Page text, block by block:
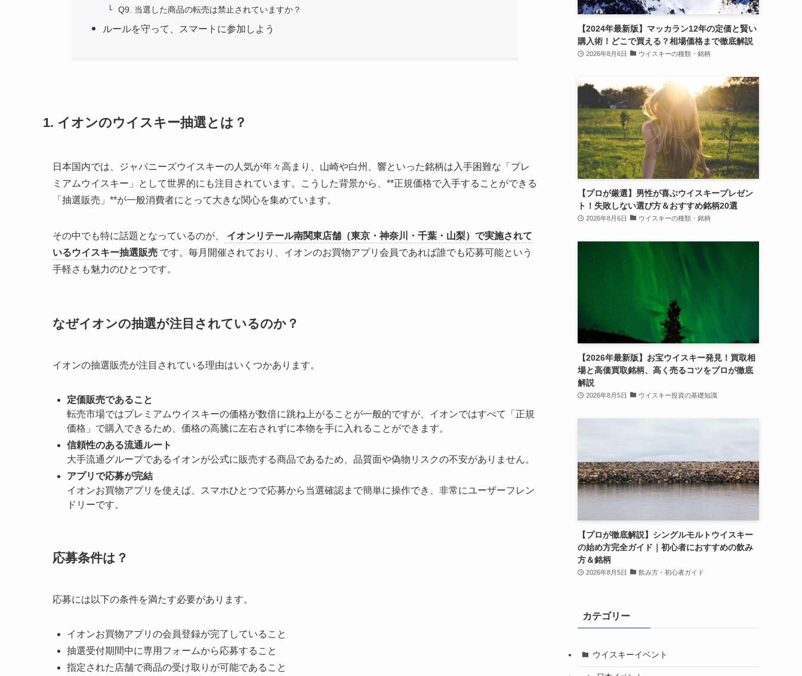
Q9. 当選した商品の転売は禁止されていますか？
ルールを守って、スマートに参加しよう
1. イオンのウイスキー抽選とは？
日本国内では、ジャパニーズウイスキーの人気が年々高まり、山崎や白州、響といった銘柄は入手困難な「プレ
ミアムウイスキー」として世界的にも注目されています。こうした背景から、**正規価格で入手することができる
「抽選販売」**が一般消費者にとって大きな関心を集めています。
その中でも特に話題となっているのが、
イオンリテール南関東店舗（東京・神奈川・千葉・山梨）で実施されて
いるウイスキー抽選販売 です。毎月開催されており、イオンのお買物アプリ会員であれば誰でも応募可能という
手軽さも魅力のひとつです。
なぜイオンの抽選が注目されているのか？
イオンの抽選販売が注目されている理由はいくつかあります。
定価販売であること
転売市場ではプレミアムウイスキーの価格が数倍に跳ね上がることが一般的ですが、イオンではすべて「正規
価格」で購入できるため、価格の高騰に左右されずに本物を手に入れることができます。
信頼性のある流通ルート
大手流通グループであるイオンが公式に販売する商品であるため、品質面や偽物リスクの不安がありません。
アプリで応募が完結
イオンお買物アプリを使えば、スマホひとつで応募から当選確認まで簡単に操作でき、非常にユーザーフレン
ドリーです。
応募条件は？
応募には以下の条件を満たす必要があります。
イオンお買物アプリの会員登録が完了していること
抽選受付期間中に専用フォームから応募すること
指定された店舗で商品の受け取りが可能であること
【2024年最新版】マッカラン12年の定価と賢い
購入術！どこで買える？相場価格まで徹底解説
2026年8月6日 ウイスキーの種類・銘柄
【プロが厳選】男性が喜ぶウイスキープレゼン
ト！失敗しない選び方＆おすすめ銘柄20選
2026年8月6日 ウイスキーの種類・銘柄
【2026年最新版】お宝ウイスキー発見！買取相
場と高価買取銘柄、高く売るコツをプロが徹底
解説
2026年8月5日 ウイスキー投資の基礎知識
【プロが徹底解説】シングルモルトウイスキー
の始め方完全ガイド｜初心者におすすめの飲み
方＆銘柄
2026年8月5日 飲み方・初心者ガイド
カテゴリー
ウイスキーイベント